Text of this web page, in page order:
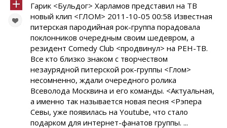
Гарик <Бульдог> Харламов представил на ТВ
новый клип <ГЛОМ> 2011-10-05 00:58 Известная
питерская пародийная рок-группа порадовала
поклонников очередным своим шедевром, а
резидент Comedy Club <продвинул> на РЕН-ТВ.
Все кто близко знаком с творчеством
незаурядной питерской рок-группы <Глом>
несомненно, ждали очередного ролика
Всеволода Москвина и его команды. <Актуальная,
а именно так называется новая песня <Рэпера
Севы, уже появилась на Youtube, что стало
подарком для интернет-фанатов группы. ...